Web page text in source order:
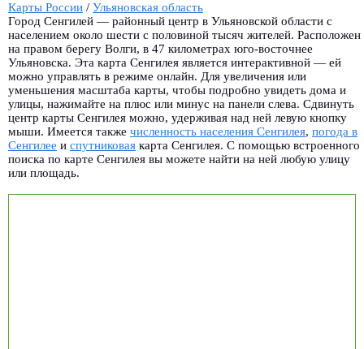
Карты России / Ульяновская область
Город Сенгилей — районный центр в Ульяновской области с
населением около шести с половиной тысяч жителей. Расположен
на правом берегу Волги, в 47 километрах юго-восточнее
Ульяновска. Эта карта Сенгилея является интерактивной — ей
можно управлять в режиме онлайн. Для увеличения или
уменьшения масштаба карты, чтобы подробно увидеть дома и
улицы, нажимайте на плюс или минус на панели слева. Сдвинуть
центр карты Сенгилея можно, удерживая над ней левую кнопку
мыши. Имеется также численность населения Сенгилея, погода в
Сенгилее и спутниковая карта Сенгилея. С помощью встроенного
поиска по карте Сенгилея вы можете найти на ней любую улицу
или площадь.